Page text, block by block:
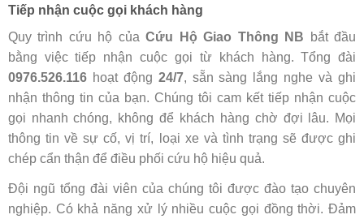
Tiếp nhận cuộc gọi khách hàng
Quy trình cứu hộ củaCứu Hộ Giao Thông NB bắt đầu
bằng việc tiếp nhận cuộc gọi từ khách hàng. Tổng đài
0976.526.116hoạt động 24/7, sẵn sàng lắng nghe và ghi
nhận thông tin của bạn. Chúng tôi cam kết tiếp nhận cuộc
gọi nhanh chóng, không để khách hàng chờ đợi lâu. Mọi
thông tin về sự cố, vị trí, loại xe và tình trạng sẽ được ghi
chép cẩn thận để điều phối cứu hộ hiệu quả.
Đội ngũ tổng đài viên của chúng tôi được đào tạo chuyên
nghiệp. Có khả năng xử lý nhiều cuộc gọi đồng thời. Đảm